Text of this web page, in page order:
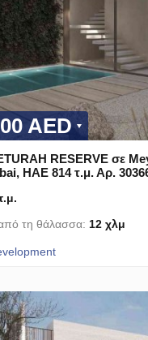
AED
RESERVE σε
ΗΑΕ 814 τ.μ. Αρ.
τη θάλασσα: 12 χλμ